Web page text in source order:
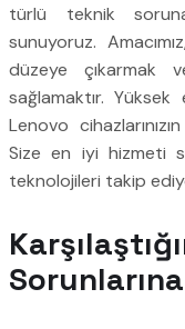
türlü teknik
sunuyoruz.
düzeye çıkarmak
sağlamaktır.
Lenovo
Size en iyi hizmeti
teknolojileri takip